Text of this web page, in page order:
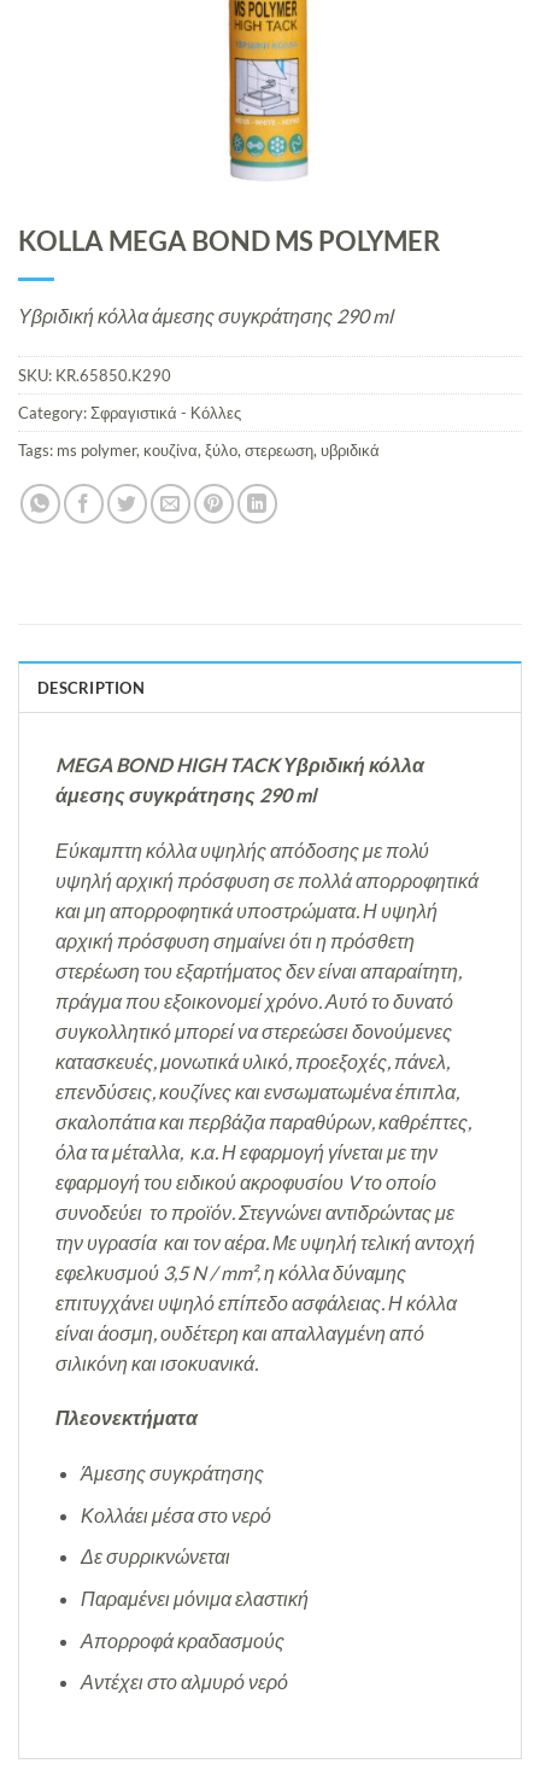
KOLLA MEGA BOND MS POLYMER
Υβριδική κόλλα άμεσης συγκράτησης 290 ml
SKU: KR.65850.K290
Category:Σφραγιστικά - Κόλλες
Tags: ms polymer, κουζίνα, ξύλο, στερεωση, υβριδικά
DESCRIPTION
MEGA BOND HIGH TACK Υβριδική κόλλα
άμεσης συγκράτησης 290 ml
Εύκαμπτη κόλλα υψηλής απόδοσης με πολύ
υψηλή αρχική πρόσφυση σε πολλά απορροφητικά
και μη απορροφητικά υποστρώματα. Η υψηλή
αρχική πρόσφυση σημαίνει ότι η πρόσθετη
στερέωση του εξαρτήματος δεν είναι απαραίτητη,
πράγμα που εξοικονομεί χρόνο. Αυτό το δυνατό
συγκολλητικό μπορεί να στερεώσει δονούμενες
κατασκευές, μονωτικά υλικό, προεξοχές, πάνελ,
επενδύσεις, κουζίνες και ενσωματωμένα έπιπλα,
σκαλοπάτια και περβάζια παραθύρων, καθρέπτες,
όλα τα μέταλλα, κ.α. Η εφαρμογή γίνεται με την
εφαρμογή του ειδικού ακροφυσίου V το οποίο
συνοδεύει το προϊόν. Στεγνώνει αντιδρώντας με
την υγρασία και τον αέρα. Με υψηλή τελική αντοχή
εφελκυσμού 3,5 N / mm², η κόλλα δύναμης
επιτυγχάνει υψηλό επίπεδο ασφάλειας. Η κόλλα
είναι άοσμη, ουδέτερη και απαλλαγμένη από
σιλικόνη και ισοκυανικά.
Πλεονεκτήματα
Άμεσης συγκράτησης
Κολλάει μέσα στο νερό
Δε συρρικνώνεται
Παραμένει μόνιμα ελαστική
Απορροφά κραδασμούς
Αντέχει στο αλμυρό νερό